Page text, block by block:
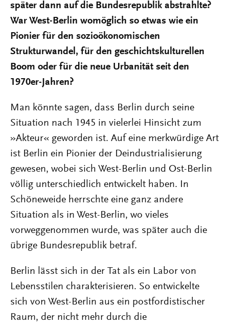
später dann auf die Bundesrepublik abstrahlte?
War West-Berlin womöglich so etwas wie ein
Pionier für den sozioökonomischen
Strukturwandel, für den geschichtskulturellen
Boom oder für die neue Urbanität seit den
1970er-Jahren?
Man könnte sagen, dass Berlin durch seine
Situation nach 1945 in vielerlei Hinsicht zum
»Akteur« geworden ist. Auf eine merkwürdige Art
ist Berlin ein Pionier der Deindustrialisierung
gewesen, wobei sich West-Berlin und Ost-Berlin
völlig unterschiedlich entwickelt haben. In
Schöneweide herrschte eine ganz andere
Situation als in West-Berlin, wo vieles
vorweggenommen wurde, was später auch die
übrige Bundesrepublik betraf.
Berlin lässt sich in der Tat als ein Labor von
Lebensstilen charakterisieren. So entwickelte
sich von West-Berlin aus ein postfordistischer
Raum, der nicht mehr durch die